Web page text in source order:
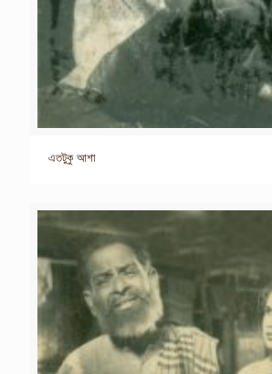
এতটুকু আশা